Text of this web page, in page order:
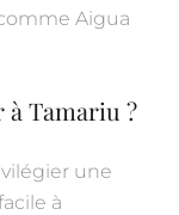
Aigua
Tamariu ?
une
à